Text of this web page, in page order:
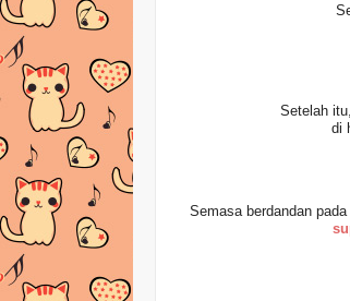
Setelah
di
Semasa berdandan